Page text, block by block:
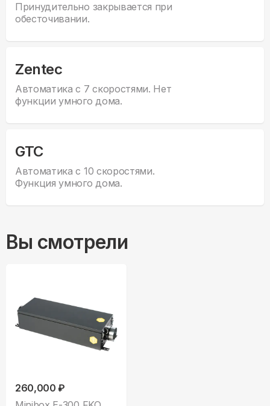
Принудительно закрывается при
обесточивании.
Zentec
Автоматика с 7 скоростями. Нет
функции умного дома.
GTC
Автоматика с 10 скоростями.
Функция умного дома.
Вы смотрели
260,000 ₽